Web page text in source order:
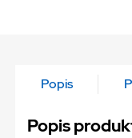
Popis
Popis